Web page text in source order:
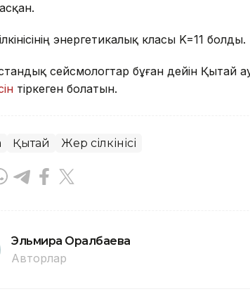
энергетикалық класы K=11 болды.
сейсмологтар бұған дейін Қытай
тіркеген болатын.
Қытай Жер сілкінісі
Эльмира Оралбаева
Авторлар